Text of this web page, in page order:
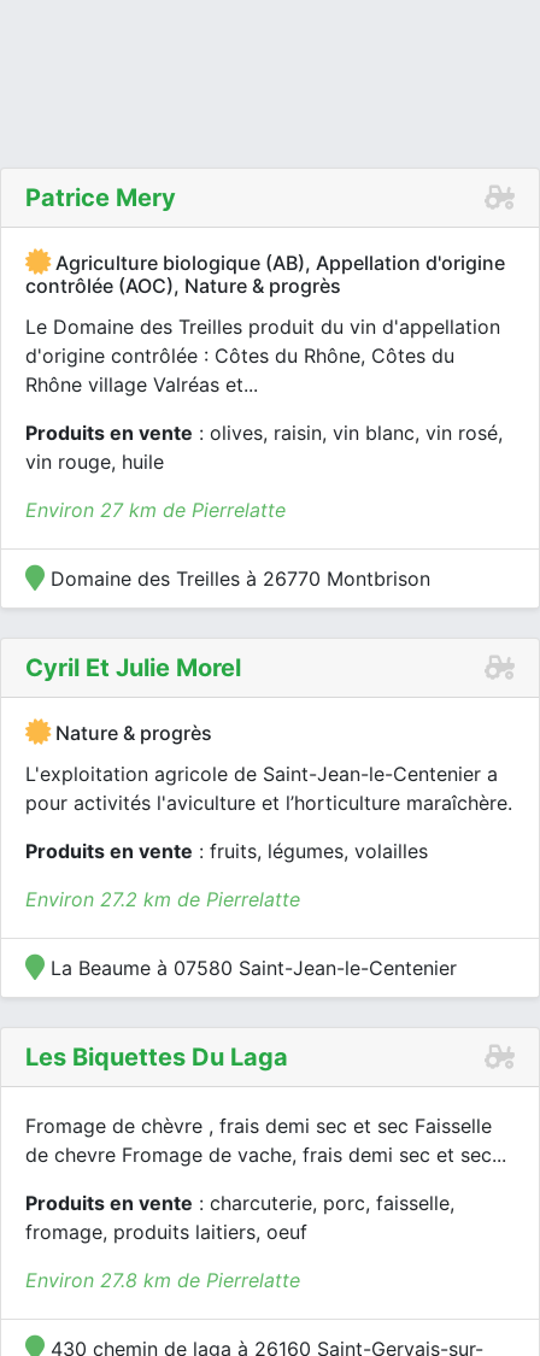
Patrice Mery
Agriculture biologique (AB), Appellation d'origine
contrôlée (AOC), Nature & progrès
Le Domaine des Treilles produit du vin d'appellation
d'origine contrôlée : Côtes du Rhône, Côtes du
Rhône village Valréas et...
Produits en vente : olives, raisin, vin blanc, vin rosé,
vin rouge, huile
Environ 27 km de Pierrelatte
Domaine des Treilles à 26770 Montbrison
Cyril Et Julie Morel
Nature & progrès
L'exploitation agricole de Saint-Jean-le-Centenier a
pour activités l'aviculture et l’horticulture maraîchère.
Produits en vente : fruits, légumes, volailles
Environ 27.2 km de Pierrelatte
La Beaume à 07580 Saint-Jean-le-Centenier
Les Biquettes Du Laga
Fromage de chèvre , frais demi sec et sec Faisselle
de chevre Fromage de vache, frais demi sec et sec...
Produits en vente : charcuterie, porc, faisselle,
fromage, produits laitiers, oeuf
Environ 27.8 km de Pierrelatte
430 chemin de laga à 26160 Saint-Gervais-sur-